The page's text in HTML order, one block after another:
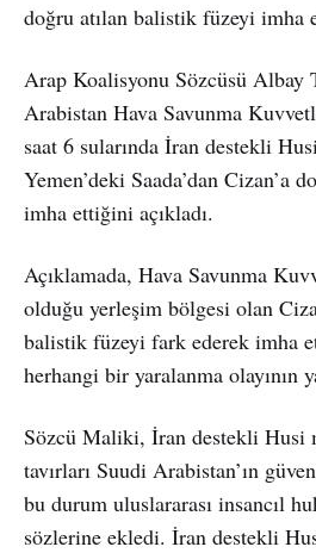
doğru atılan balistik füzeyi imha
Arap Koalisyonu Sözcüsü
Arabistan Hava Savunma
saat 6 sularında İran destekli
Yemen’deki Saada’dan Cizan’a
imha ettiğini açıkladı.
Açıklamada, Hava Savunma
olduğu yerleşim bölgesi olan
balistik füzeyi fark ederek imha
herhangi bir yaralanma olayının
Sözcü Maliki, İran destekli Husi
tavırları Suudi Arabistan’ın
bu durum uluslararası insancıl
sözlerine ekledi. İran destekli